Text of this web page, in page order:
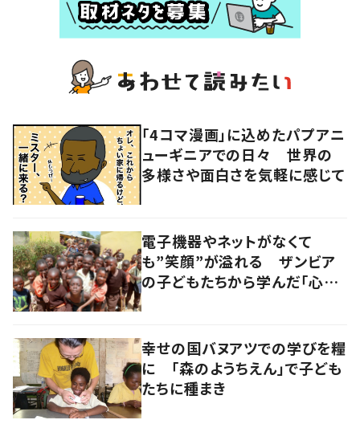
「4コマ漫画」に込めたパプアニ
ューギニアでの日々 世界の
多様さや面白さを気軽に感じて
電子機器やネットがなくて
も”笑顔”が溢れる ザンビア
の子どもたちから学んだ「心の
幸せの国バヌアツでの学びを糧
に 「森のようちえん」で子ども
たちに種まき